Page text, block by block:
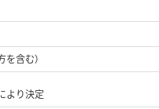
含む）
より決定